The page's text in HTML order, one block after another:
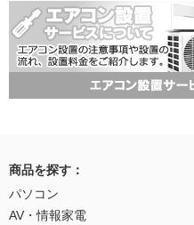
商品を探す：
パソコン
AV・情報家電